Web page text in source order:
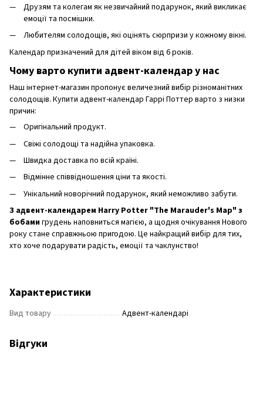
Друзям та колегам як незвичайний подарунок, який викликає
емоції та посмішки.
Любителям солодощів, які оцінять сюрпризи у кожному вікні.
Календар призначений для дітей віком від 6 років.
Чому варто купити адвент-календар у нас
Наш інтернет-магазин пропонує величезний вибір різноманітних
солодощів. Купити адвент-календар Гаррі Поттер варто з низки
причин:
Оригінальний продукт.
Свіжі солодощі та надійна упаковка.
Швидка доставка по всій країні.
Відмінне співвідношення ціни та якості.
Унікальний новорічний подарунок, який неможливо забути.
З адвент-календарем Harry Potter "The Marauder's Map" з
бобамигрудень наповниться магією, а щодня очікування Нового
року стане справжньою пригодою. Це найкращий вибір для тих,
хто хоче подарувати радість, емоції та чаклунство!
Характеристики
Вид товару Адвент-календарі
Відгуки